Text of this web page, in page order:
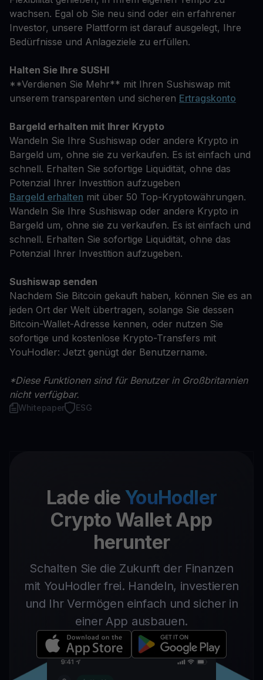
wachsen. Egal ob Sie neu sind oder ein erfahrener
Investor, unsere Plattform ist darauf ausgelegt, Ihre
Bedürfnisse und Anlageziele zu erfüllen.
Halten Sie Ihre SUSHI
**Verdienen Sie Mehr** mit Ihren Sushiswap mit
unserem transparenten und sicheren Ertragskonto
Bargeld erhalten mit Ihrer Krypto
Wandeln Sie Ihre Sushiswap oder andere Krypto in
Bargeld um, ohne sie zu verkaufen. Es ist einfach und
schnell. Erhalten Sie sofortige Liquidität, ohne das
Potenzial Ihrer Investition aufzugeben
Bargeld erhalten mit über 50 Top-Kryptowährungen.
Wandeln Sie Ihre Sushiswap oder andere Krypto in
Bargeld um, ohne sie zu verkaufen. Es ist einfach und
schnell. Erhalten Sie sofortige Liquidität, ohne das
Potenzial Ihrer Investition aufzugeben.
Sushiswap senden
Nachdem Sie Bitcoin gekauft haben, können Sie es an
jeden Ort der Welt übertragen, solange Sie dessen
Bitcoin-Wallet-Adresse kennen, oder nutzen Sie
sofortige und kostenlose Krypto-Transfers mit
YouHodler: Jetzt genügt der Benutzername.
*Diese Funktionen sind für Benutzer in Großbritannien
nicht verfügbar.
Whitepaper ESG
Lade die YouHodler
Crypto Wallet App
herunter
Schalten Sie die Zukunft der Finanzen
mit YouHodler frei. Handeln, investieren
und Ihr Vermögen einfach und sicher in
einer App ausbauen.